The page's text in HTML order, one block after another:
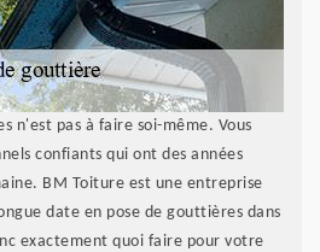
n'est pas à faire soi-même. Vous
confiants qui ont des années
BM Toiture est une entreprise
date en pose de gouttières dans
exactement quoi faire pour votre